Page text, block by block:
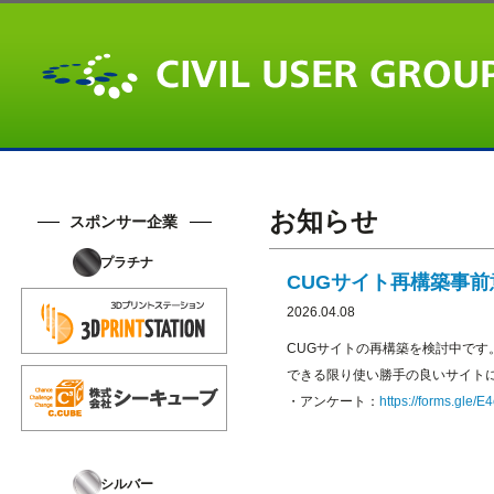
スポンサー企業
プラチナ
シルバー
お知らせ
CUGサイト再構築事
2026.04.08
CUGサイトの再構築を検討中です
できる限り使い勝手の良いサイト
・アンケート： https://forms.gle/